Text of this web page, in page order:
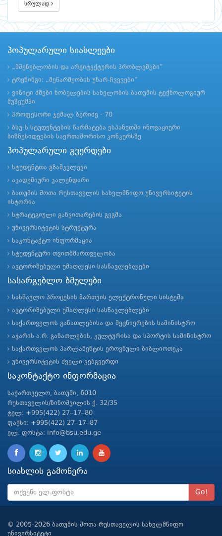
სრულად
პოპულარული სიახლეები
„მშენებლობის და არქიტექტურის პრობლემები“
ტრენინგი: „მეწარმეობის უნარ-ჩვევები“
ვიზიტი ძმები ნობელების სახელობის ბათუმის ტექნოლოგიურ
მუზეუმში
პროფესორი ჯემალ ბერიძე - 70
ბსუ-ს სტუდენტების წარმატება ესპანეთში ინოვაციური
ბიზნესიდეების საერთაშორისო კონკურსზე
პოპულარული გვერდები
სტუდენტთა გზამკვლევი
აკადემიური კალენდარი
ბათუმის შოთა რუსთაველის სახელმწიფო უნივერსიტეტის
ისტორია
სტრატეგიული განვითარების გეგმა
უნივერსიტეტის სტრუქტურა
საკონტაქტო ინფორმაცია
სტუდენტური თვითმმართველობა
ავტორიზებული უმაღლესი სასწავლებლები
სასარგებლო ბმულები
სასწავლო პროცესის მართვის ელექტრონული სისტემა
ავტორიზებული უმაღლესი სასწავლებლები
საქართველოს განათლებისა და მეცნიერების სამინისტრო
აჭარის ა.რ. განათლების, კულტურისა და სპორტის სამინისტრო
საქართველოს პარლამენტის ეროვნული ბიბლიოთეკა
უნივერსიტეტის ძველი ვებგვერდი
საკონტაქტო ინფორმაცია
საქართველო, ბათუმი, 6010
რუსთაველის/ნინოშვილის ქ. 32/35
ტელ: +995(422) 27–17–80
ფაქსი: +995(422) 27–17–87
ელ. ფოსტა: info@bsu.edu.ge
სიახლის გამოწერა
Go!
© 2005-2026 ბათუმის შოთა რუსთაველის სახელმწიფო
უნივერსიტეტი